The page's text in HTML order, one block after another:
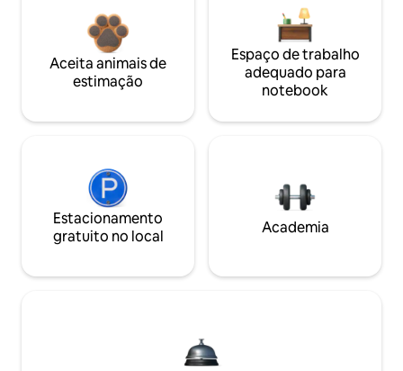
Aceita animais de
estimação
Espaço de trabalho
adequado para
notebook
Estacionamento
gratuito no local
Academia